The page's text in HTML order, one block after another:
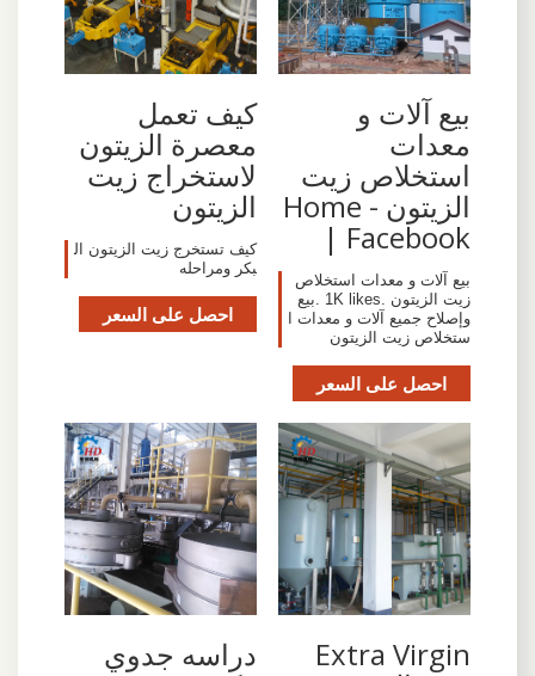
‫بيع آلات و
معدات
استخلاص زيت
الزيتون - Home
| Facebook‬
‎بيع آلات و معدات استخلاص
زيت الزيتون‎. 1K likes. ‎بيع
وإصلاح جميع آلات و معدات ا
ستخلاص زيت الزيتون‎
احصل على السعر
كيف تعمل
معصرة الزيتون
لاستخراج زيت
الزيتون
كيف تستخرج زيت الزيتون ال
بكر ومراحله
احصل على السعر
Extra Virgin دراسه جدوي